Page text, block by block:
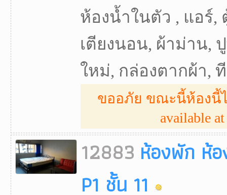
ห้องน้ำในตัว , แอร์,
เตียงนอน, ผ้าม่าน,
ใหม่, กล่องตากผ้า,
ขออภัย ขณะนี้ห้องนี้ไ
available
12883 ห้องพัก ห้อ
P1 ชั้น 11